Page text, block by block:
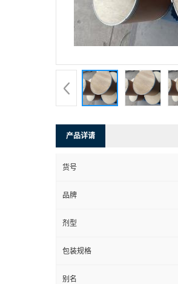
产品详请
货号
品牌
剂型
包装规格
别名